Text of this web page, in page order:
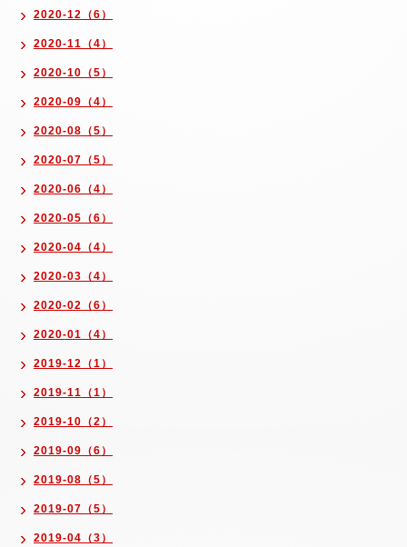
2020-12（6）
2020-11（4）
2020-10（5）
2020-09（4）
2020-08（5）
2020-07（5）
2020-06（4）
2020-05（6）
2020-04（4）
2020-03（4）
2020-02（6）
2020-01（4）
2019-12（1）
2019-11（1）
2019-10（2）
2019-09（6）
2019-08（5）
2019-07（5）
2019-04（3）